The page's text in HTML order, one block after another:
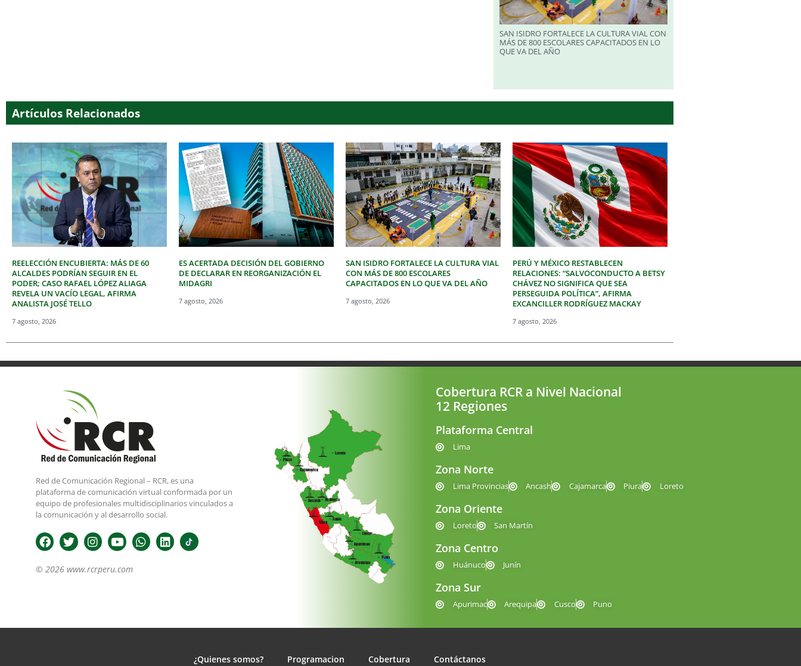
SAN ISIDRO FORTALECE LA CULTURA VIAL CON
MÁS DE 800 ESCOLARES CAPACITADOS EN LO
QUE VA DEL AÑO
Artículos Relacionados
REELECCIÓN ENCUBIERTA: MÁS DE 60
ALCALDES PODRÍAN SEGUIR EN EL
PODER; CASO RAFAEL LÓPEZ ALIAGA
REVELA UN VACÍO LEGAL, AFIRMA
ANALISTA JOSÉ TELLO
7 agosto, 2026
ES ACERTADA DECISIÓN DEL GOBIERNO
DE DECLARAR EN REORGANIZACIÓN EL
MIDAGRI
7 agosto, 2026
SAN ISIDRO FORTALECE LA CULTURA VIAL
CON MÁS DE 800 ESCOLARES
CAPACITADOS EN LO QUE VA DEL AÑO
7 agosto, 2026
PERÚ Y MÉXICO RESTABLECEN
RELACIONES: “SALVOCONDUCTO A BETSY
CHÁVEZ NO SIGNIFICA QUE SEA
PERSEGUIDA POLÍTICA”, AFIRMA
EXCANCILLER RODRÍGUEZ MACKAY
7 agosto, 2026
Red de Comunicación Regional – RCR, es una
plataforma de comunicación virtual conformada por un
equipo de profesionales multidisciplinarios vinculados a
la comunicación y al desarrollo social.
© 2026 www.rcrperu.com
Cobertura RCR a Nivel Nacional
12 Regiones
Plataforma Central
Lima
Zona Norte
Lima Provincias Ancash Cajamarca Piura Loreto
Zona Oriente
Loreto San Martín
Zona Centro
Huánuco Junín
Zona Sur
Apurimac Arequipa Cusco Puno
¿Quienes somos? Programacion Cobertura Contáctanos